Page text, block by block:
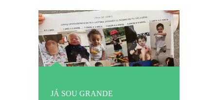
JÁ SOU GRANDE